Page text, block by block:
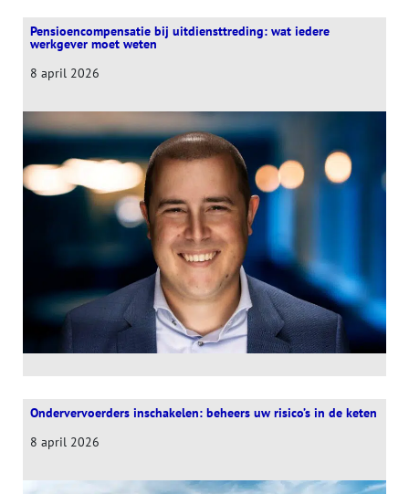
Pensioencompensatie bij uitdiensttreding: wat iedere
werkgever moet weten
8 april 2026
Ondervervoerders inschakelen: beheers uw risico’s in de keten
8 april 2026